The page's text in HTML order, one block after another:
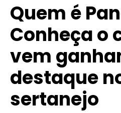
Quem é
Conheça o
vem
destaque
sertanejo